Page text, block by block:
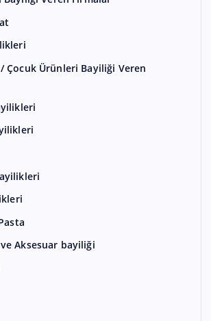
Çocuk Ürünleri Bayiliği Veren
Aksesuar bayiliği